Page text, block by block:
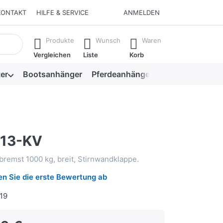
HILFE & SERVICE ANMELDEN
erste Ergebnisse. Drücken Sie die Eingabetaste, um alle
Produkte
Vergleichen
Wunsch
Liste
Waren
Korb
Bootsanhänger Pferdeanhänger
KV
1000 kg, breit, Stirnwandklappe.
Sie die erste Bewertung ab